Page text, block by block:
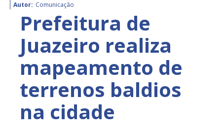
Autor: Comunicação
Prefeitura de
Juazeiro realiza
mapeamento de
terrenos baldios
na cidade